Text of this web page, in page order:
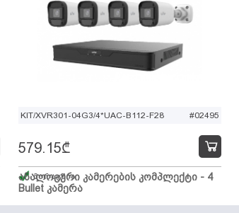
KIT/XVR301-04G3/4*UAC-B112-F28 #02495
ანალოგური კამერების კომპლექტი - 4
Bullet კამერა
579.15₾
მარაგშია